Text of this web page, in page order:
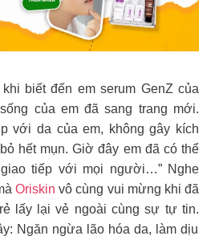
biết đến em serum GenZ của
của em đã sang trang mới.
với da của em, không gây kích
hết mụn. Giờ đây em đã có thể
tiếp với mọi người…” Nghe
Oriskin vô cùng vui mừng khi đã
lấy lại vẻ ngoài cùng sự tự tin.
Ngăn ngừa lão hóa da, làm dịu